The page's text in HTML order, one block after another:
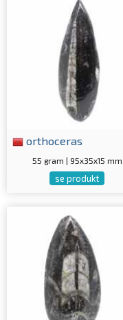
orthoceras
55 gram | 95x35x15 mm
se produkt